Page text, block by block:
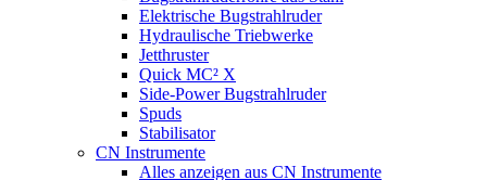
Elektrische Bugstrahlruder
Hydraulische Triebwerke
Jetthruster
Quick MC² X
Side-Power Bugstrahlruder
Spuds
Stabilisator
CN Instrumente
Alles anzeigen aus CN Instrumente